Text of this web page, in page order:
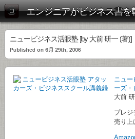
エンジニアがビジネス書を
ニュービジネス活眼塾 [by 大前 研一 (著)]
Published on 6月 29th, 2006
ニュー
ーズ・
大前
プレジ
売り上